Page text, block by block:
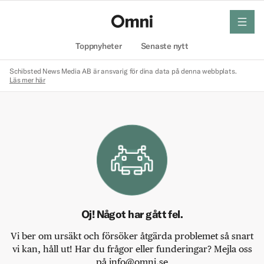
Toppnyheter Senaste nytt
meny
Schibsted News Media AB är ansvarig för dina data på denna webbplats.
Läs mer här
Oj! Något har gått fel.
Vi ber om ursäkt och försöker åtgärda problemet så snart
vi kan, håll ut! Har du frågor eller funderingar? Mejla oss